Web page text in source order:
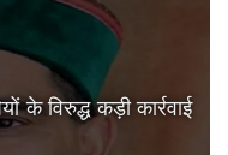
के विरुद्ध कड़ी कार्रवाई